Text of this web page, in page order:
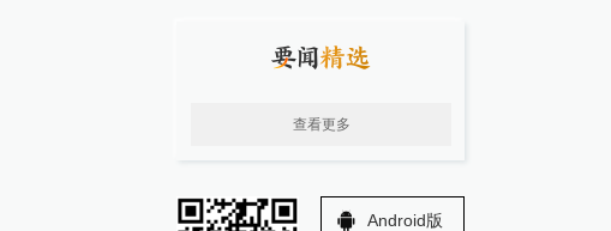
查看更多
Android版